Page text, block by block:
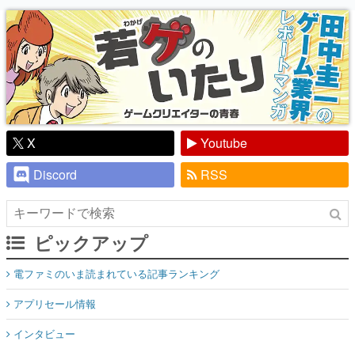
り】
X
Youtube
Discord
RSS
ピックアップ
電ファミのいま読まれている記事ランキング
アプリセール情報
インタビュー